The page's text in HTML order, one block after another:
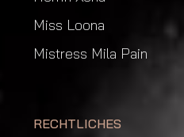
Miss Loona
Mistress Mila Pain
RECHTLICHES